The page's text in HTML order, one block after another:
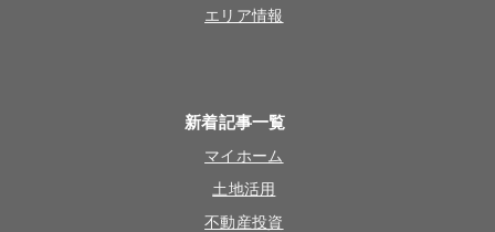
エリア情報
新着記事一覧
マイホーム
土地活用
不動産投資